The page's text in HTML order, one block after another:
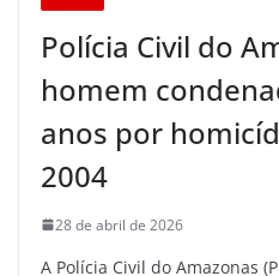
Polícia Civil do
homem
anos por
2004
28 de abril de 2026
A Polícia Civil do Amazonas